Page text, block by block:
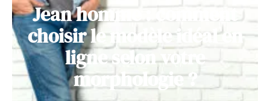
Jean homme : comment
choisir le modèle idéal en
ligne selon votre
morphologie ?